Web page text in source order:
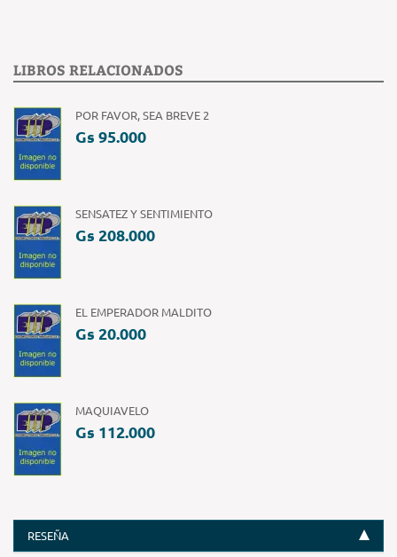
LIBROS RELACIONADOS
POR FAVOR, SEA BREVE 2
Gs 95.000
SENSATEZ Y SENTIMIENTO
Gs 208.000
EL EMPERADOR MALDITO
Gs 20.000
MAQUIAVELO
Gs 112.000
RESEÑA